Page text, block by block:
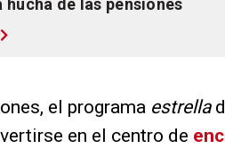
hucha de las pensiones
el programa estrella
en el centro de